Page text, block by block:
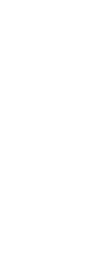
PRO – ЛИНИЯ
Комплекс
уникальных
собственного
• Без
• Без
• Без периода